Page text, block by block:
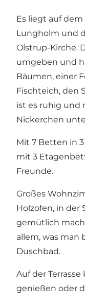
Es liegt auf
Lungholm und
Olstrup-Kirche.
umgeben und
Bäumen, einer
Fischteich, den
ist es ruhig und
Nickerchen
Mit 7 Betten in
mit 3
Freunde.
Großes
Holzofen, in der
gemütlich
allem, was man
Duschbad.
Auf der
genießen oder